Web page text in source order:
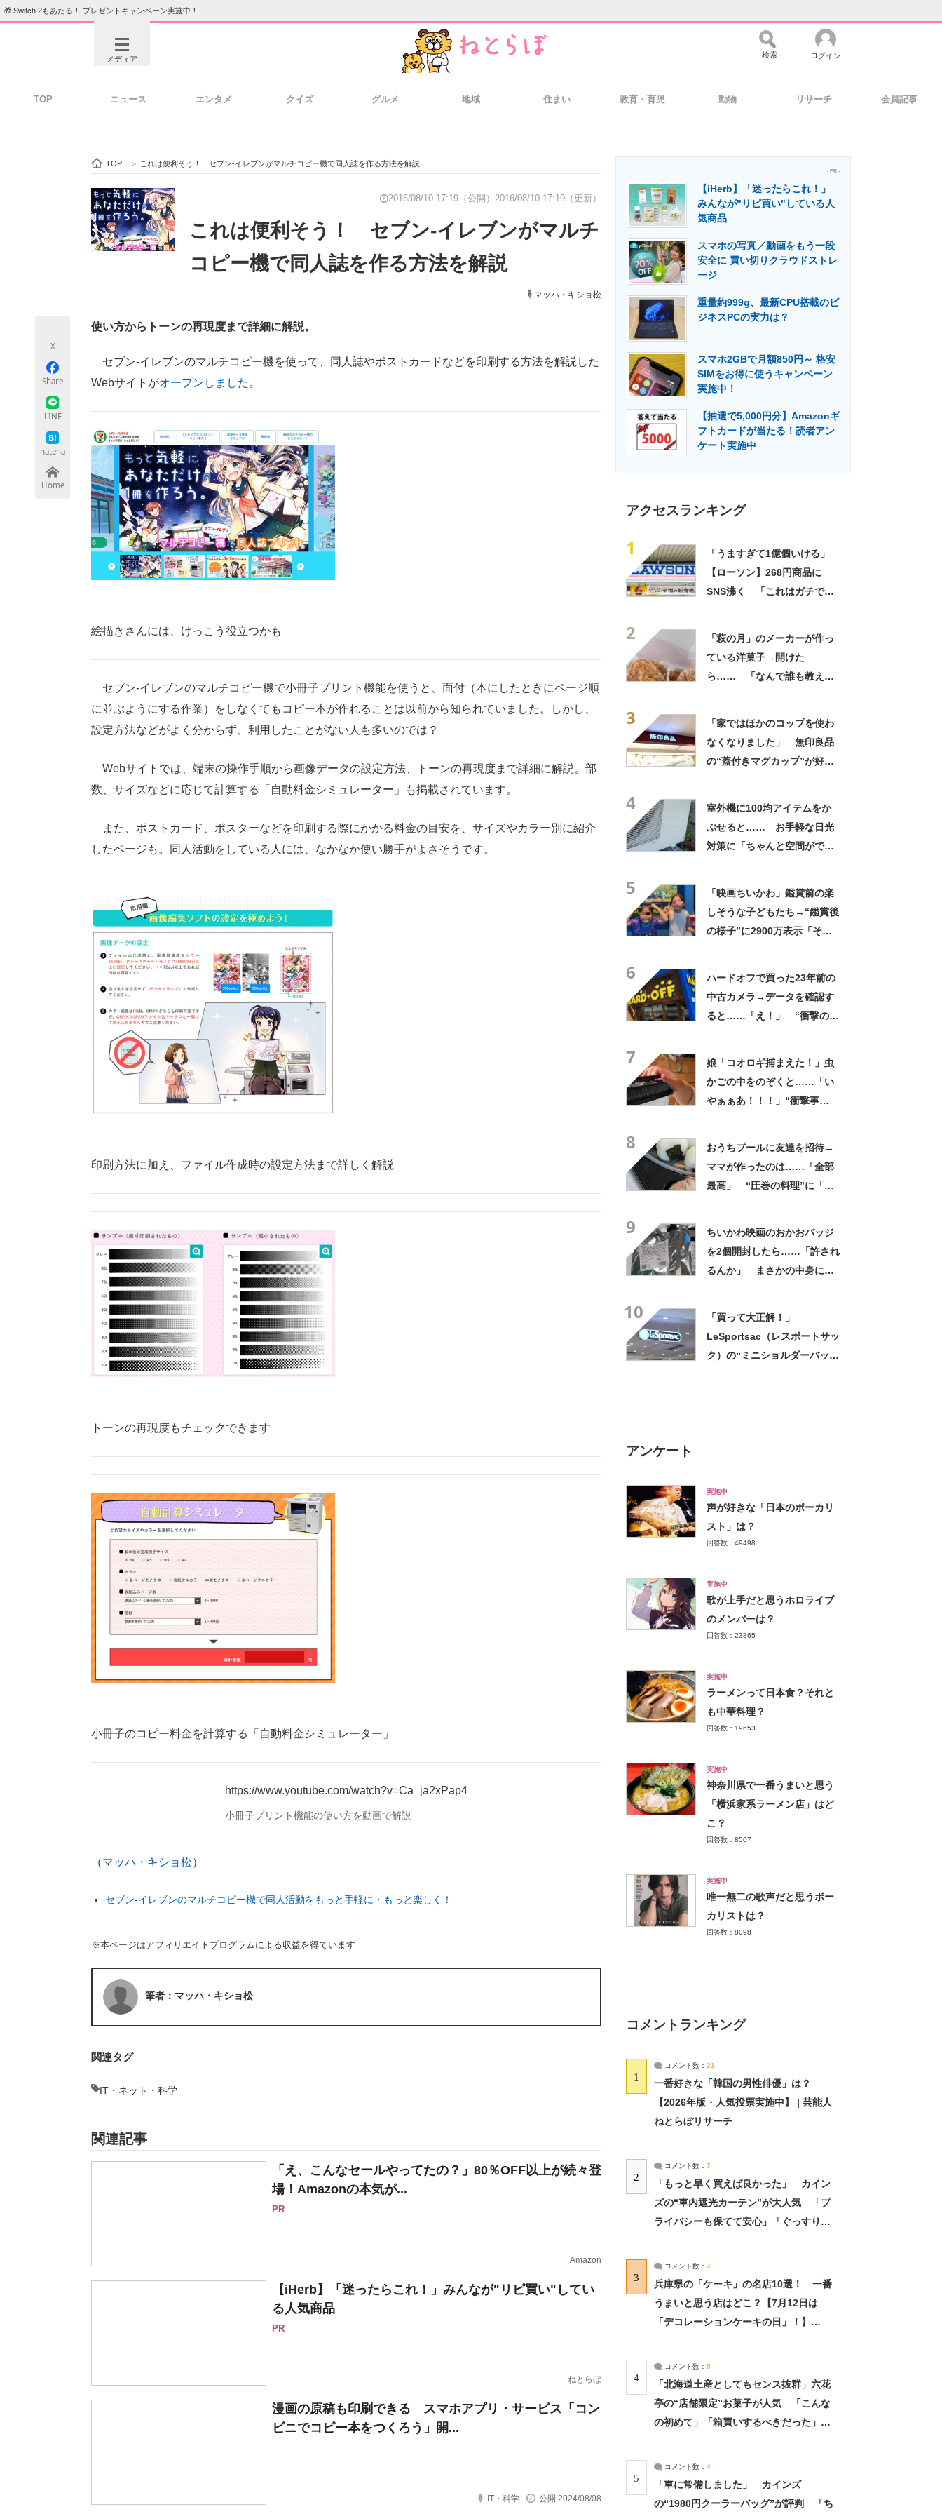
🎁 Switch 2もあたる！ プレゼントキャンペーン実施中！
メディア
ビジネスと働き方のヒント 経営リーダーのコミュニティ マーケ×ITの今がよく分かる
ITエンジニア向け専門サイト 企業向けIT製品の総合サイト IT製品の技術・比較・事例 製造業のIT導入・活用を支援
モノづくり技術者専門サイト エレクトロニクス専門サイト エネルギーの専門メディア 建設×テクノロジーの最前線
ちょっと気になるネットの話題
検索 ログイン
TOP ニュース エンタメ クイズ グルメ 地域 住まい 教育・育児 動物 リサーチ 会員記事
TOP > これは便利そう！ セブン-イレブンがマルチコピー機で同人誌を作る方法を解説
2016/08/10 17:19（公開） 2016/08/10 17:19（更新）
これは便利そう！ セブン-イレブンがマルチ
コピー機で同人誌を作る方法を解説
マッハ・キショ松
X
Share
LINE
hatena
Home
使い方からトーンの再現度まで詳細に解説。
セブン-イレブンのマルチコピー機を使って、同人誌やポストカードなどを印刷する方法を解説した
Webサイトがオープンしました 。
絵描きさんには、けっこう役立つかも
セブン-イレブンのマルチコピー機で小冊子プリント機能を使うと、面付（本にしたときにページ順
に並ぶようにする作業）をしなくてもコピー本が作れることは以前から知られていました。しかし、
設定方法などがよく分からず、利用したことがない人も多いのでは？
Webサイトでは、端末の操作手順から画像データの設定方法、トーンの再現度まで詳細に解説。部
数、サイズなどに応じて計算する「自動料金シミュレーター」も掲載されています。
また、ポストカード、ポスターなどを印刷する際にかかる料金の目安を、サイズやカラー別に紹介
したページも。同人活動をしている人には、なかなか使い勝手がよさそうです。
印刷方法に加え、ファイル作成時の設定方法まで詳しく解説
トーンの再現度もチェックできます
小冊子のコピー料金を計算する「自動料金シミュレーター」
https://www.youtube.com/watch?v=Ca_ja2xPap4
小冊子プリント機能の使い方を動画で解説
（マッハ・キショ松）
セブン‐イレブンのマルチコピー機で同人活動をもっと手軽に・もっと楽しく！
※本ページはアフィリエイトプログラムによる収益を得ています
筆者：マッハ・キショ松
関連タグ
IT・ネット・科学
関連記事
「え、こんなセールやってたの？」80％OFF以上が続々登
場！Amazonの本気が...
PR
Amazon
【iHerb】「迷ったらこれ！」みんなが"リピ買い"してい
る人気商品
PR
ねとらぼ
漫画の原稿も印刷できる スマホアプリ・サービス「コン
ビニでコピー本をつくろう」開...
IT・科学 公開 2024/08/08
- PR -
【iHerb】「迷ったらこれ！」
みんなが"リピ買い"している人
気商品
スマホの写真／動画をもう一段
安全に 買い切りクラウドストレ
ージ
重量約999g、最新CPU搭載のビ
ジネスPCの実力は？
スマホ2GBで月額850円～ 格安
SIMをお得に使うキャンペーン
実施中！
【抽選で5,000円分】Amazonギ
フトカードが当たる！読者アン
ケート実施中
アクセスランキング
1
「うますぎて1億個いける」
【ローソン】268円商品に
SNS沸く 「これはガチで美
2
「萩の月」のメーカーが作っ
ている洋菓子→開けた
ら…… 「なんで誰も教えて
3
「家ではほかのコップを使わ
なくなりました」 無印良品
の“蓋付きマグカップ”が好
4
室外機に100均アイテムをか
ぶせると…… お手軽な日光
対策に「ちゃんと空間ができ
5
「映画ちいかわ」鑑賞前の楽
しそうな子どもたち→“鑑賞後
の様子”に2900万表示「そう
6
ハードオフで買った23年前の
中古カメラ→データを確認す
ると……「え！」 “衝撃の中
7
娘「コオロギ捕まえた！」虫
かごの中をのぞくと……「い
やぁぁあ！！！」“衝撃事
8
おうちプールに友達を招待→
ママが作ったのは……「全部
最高」 “圧巻の料理”に「う
9
ちいかわ映画のおかおバッジ
を2個開封したら……「許され
るんか」 まさかの中身に
10
「買って大正解！」
LeSportsac（レスポートサッ
ク）の“ミニショルダーバッ
アンケート
実施中
声が好きな「日本のボーカリ
スト」は？
回答数：49498
実施中
歌が上手だと思うホロライブ
のメンバーは？
回答数：23865
実施中
ラーメンって日本食？それと
も中華料理？
回答数：19653
実施中
神奈川県で一番うまいと思う
「横浜家系ラーメン店」はど
こ？
回答数：8507
実施中
唯一無二の歌声だと思うボー
カリストは？
回答数：8098
コメントランキング
1
コメント数： 21
一番好きな「韓国の男性俳優」は？
【2026年版・人気投票実施中】 | 芸能人
ねとらぼリサーチ
2
コメント数： 7
「もっと早く買えば良かった」 カイン
ズの“車内遮光カーテン”が大人気 「プ
ライバシーも保てて安心」「ぐっすり眠
3
コメント数： 7
兵庫県の「ケーキ」の名店10選！ 一番
うまいと思う店はどこ？【7月12日は
「デコレーションケーキの日」！】
4
コメント数： 5
「北海道土産としてもセンス抜群」六花
亭の“店舗限定”お菓子が人気 「こんな
の初めて」「箱買いするべきだった」
5
コメント数： 4
「車に常備しました」 カインズ
の“1980円クーラーバッグ”が評判 「ち